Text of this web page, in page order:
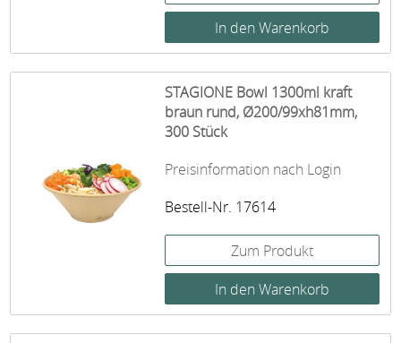
STAGIONE Bowl 1300ml kraft
braun rund, Ø200/99xh81mm,
300 Stück
Preisinformation nach Login
Bestell-Nr. 17614
Zum Produkt